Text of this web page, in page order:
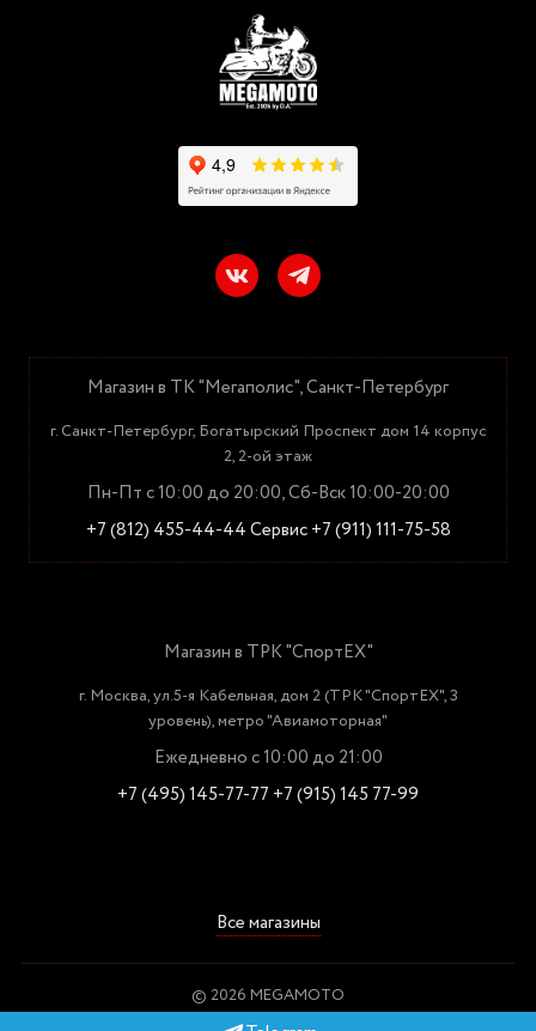
Магазин в ТК "Мегаполис", Санкт-Петербург
г. Санкт-Петербург, Богатырский Проспект дом 14 корпус
2, 2-ой этаж
Пн-Пт с 10:00 до 20:00, Сб-Вск 10:00-20:00
+7 (812) 455-44-44Сервис +7 (911) 111-75-58
Магазин в ТРК "СпортЕХ"
г. Москва, ул.5-я Кабельная, дом 2 (ТРК "СпортЕХ", 3
уровень), метро "Авиамоторная"
Ежедневно с 10:00 до 21:00
+7 (495) 145-77-77 +7 (915) 145 77-99
Все магазины
© 2026 MEGAMOTO
Пользовательское соглашение